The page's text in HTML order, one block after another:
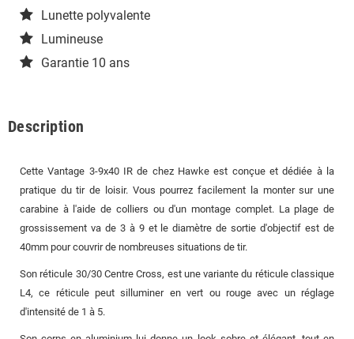
Lunette polyvalente
Lumineuse
Garantie 10 ans
Description
Cette Vantage 3-9x40 IR de chez Hawke est conçue et dédiée à la
pratique du tir de loisir. Vous pourrez facilement la monter sur une
carabine à l'aide de colliers ou d'un montage complet. La plage de
grossissement va de 3 à 9 et le diamètre de sortie d'objectif est de
40mm pour couvrir de nombreuses situations de tir.
Son réticule 30/30 Centre Cross, est une variante du réticule classique
L4, ce réticule peut silluminer en vert ou rouge avec un réglage
d'intensité de 1 à 5.